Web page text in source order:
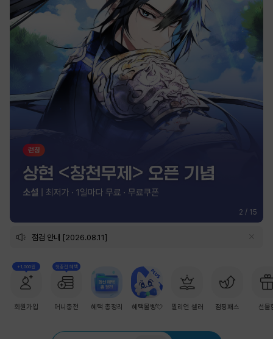
2 / 15
점검 안내 [2026.08.11]
+1,000원
회원가입
첫충전 혜택
머니충전 혜택 총정리 혜택몰빵💘 밀리언 셀러 점핑패스 선물